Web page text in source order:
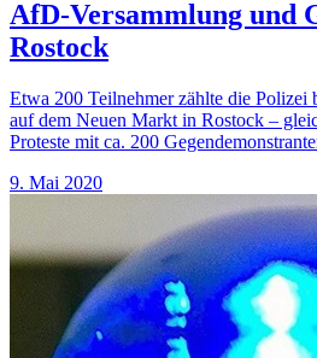
AfD-Versammlung und
Rostock
Etwa 200 Teilnehmer zählte die
auf dem Neuen Markt in Rostock –
Proteste mit ca. 200
9. Mai 2020